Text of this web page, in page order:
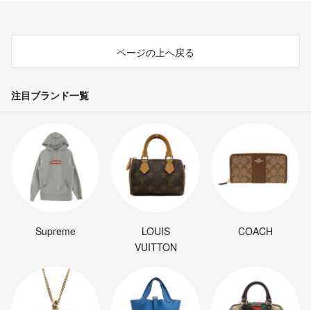
ページの上へ戻る
注目ブランド一覧
Supreme
LOUIS
VUITTON
COACH